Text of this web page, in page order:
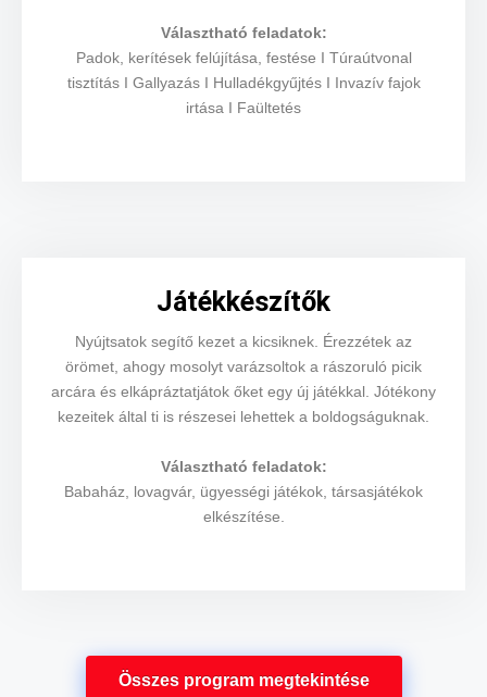
Választható feladatok:
Padok, kerítések felújítása, festése I Túraútvonal
tisztítás I Gallyazás I Hulladékgyűjtés I Invazív fajok
irtása I Faültetés
Játékkészítők
Nyújtsatok segítő kezet a kicsiknek. Érezzétek az
örömet, ahogy mosolyt varázsoltok a rászoruló picik
arcára és elkápráztatjátok őket egy új játékkal. Jótékony
kezeitek által ti is részesei lehettek a boldogságuknak.
Választható feladatok:
Babaház, lovagvár, ügyességi játékok, társasjátékok
elkészítése.
Összes program megtekintése